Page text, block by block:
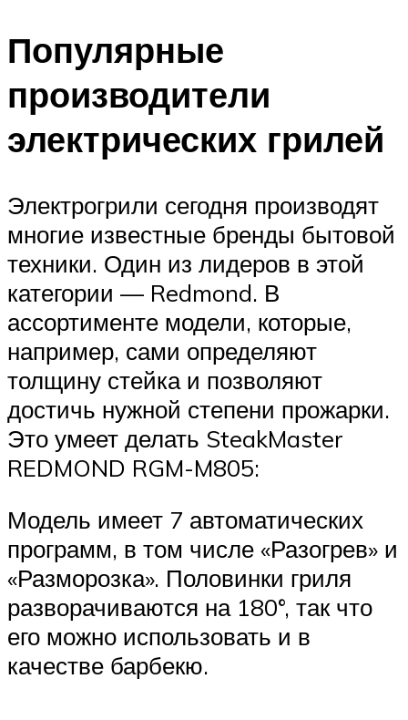
Популярные
производители
электрических грилей
Электрогрили сегодня производят
многие известные бренды бытовой
техники. Один из лидеров в этой
категории — Redmond. В
ассортименте модели, которые,
например, сами определяют
толщину стейка и позволяют
достичь нужной степени прожарки.
Это умеет делать SteakMaster
REDMOND RGM-M805:
Модель имеет 7 автоматических
программ, в том числе «Разогрев» и
«Разморозка». Половинки гриля
разворачиваются на 180°, так что
его можно использовать и в
качестве барбекю.